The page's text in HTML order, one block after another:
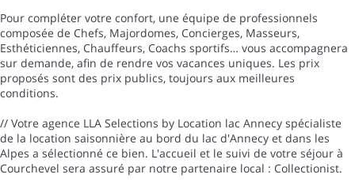
Pour compléter votre confort, une équipe de professionnels
composée de Chefs, Majordomes, Concierges, Masseurs,
Esthéticiennes, Chauffeurs, Coachs sportifs… vous accompagnera
sur demande, afin de rendre vos vacances uniques. Les prix
proposés sont des prix publics, toujours aux meilleures
conditions.
// Votre agence LLA Selections by Location lac Annecy spécialiste
de la location saisonnière au bord du lac d'Annecy et dans les
Alpes a sélectionné ce bien. L'accueil et le suivi de votre séjour à
Courchevel sera assuré par notre partenaire local : Collectionist.